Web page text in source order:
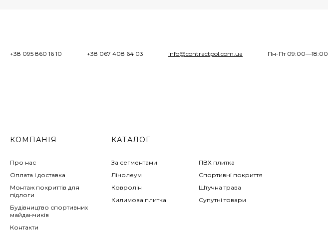
+38 095 860 16 10 +38 067 408 64 03 info@contractpol.com.ua Пн-Пт 09:00—18:00
КОМПАНІЯ
Про нас
Оплата і доставка
Монтаж покриттів для
підлоги
Будівництво спортивних
майданчиків
Контакти
КАТАЛОГ
За сегментами
Лінолеум
Ковролін
Килимова плитка
ПВХ плитка
Спортивні покриття
Штучна трава
Супутні товари